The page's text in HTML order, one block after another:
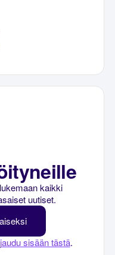
kaikki
uutiset.
sisään tästä.